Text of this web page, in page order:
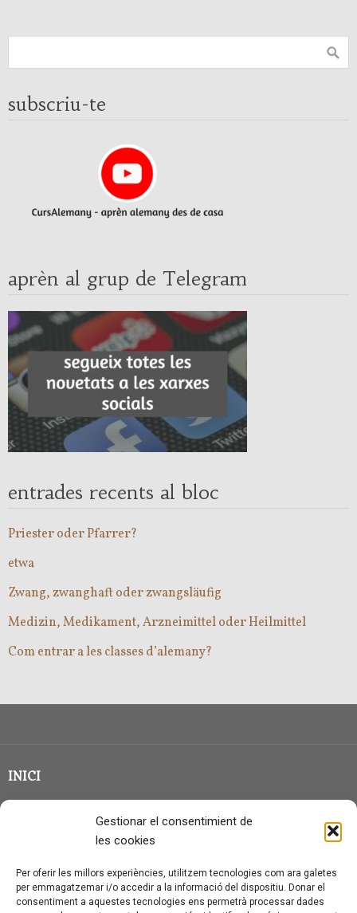
Gestionar el consentimient de
les cookies
Per oferir les millors experiències, utilitzem tecnologies com ara galetes
per emmagatzemar i/o accedir a la informació del dispositiu. Donar el
consentiment a aquestes tecnologies ens permetrà processar dades
subscriu-te
aprèn al grup de Telegram
entrades recents al bloc
Priester oder Pfarrer?
etwa
Zwang, zwanghaft oder zwangsläufig
Medizin, Medikament, Arzneimittel oder Heilmittel
Com entrar a les classes d’alemany?
INICI
QUI SOC?
CONTACTE